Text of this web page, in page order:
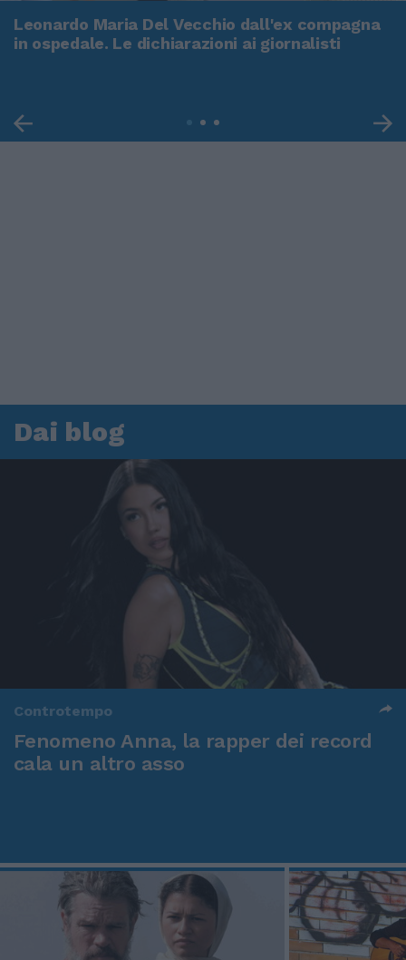
Leonardo Maria Del Vecchio dall'ex compagna
in ospedale. Le dichiarazioni ai giornalisti
Dai blog
Controtempo
Fenomeno Anna, la rapper dei record
cala un altro asso